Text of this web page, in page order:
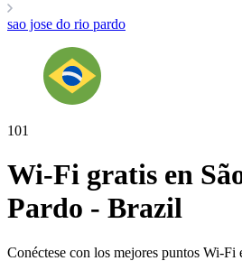
sao jose do rio pardo
101
Wi-Fi gratis en
Pardo - Brazil
Conéctese con los mejores puntos Wi-Fi